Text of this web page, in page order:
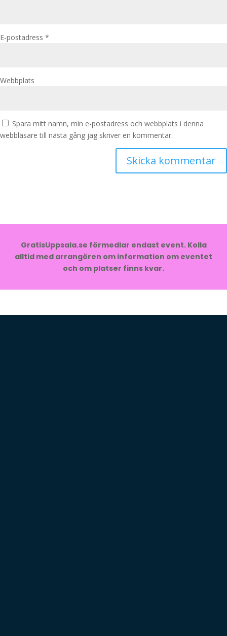
E-postadress *
Webbplats
Spara mitt namn, min e-postadress och webbplats i denna
webbläsare till nästa gång jag skriver en kommentar.
GratisUppsala.se förmedlar endast event. Kolla
alltid med arrangören om information om eventet
och om platser finns kvar.